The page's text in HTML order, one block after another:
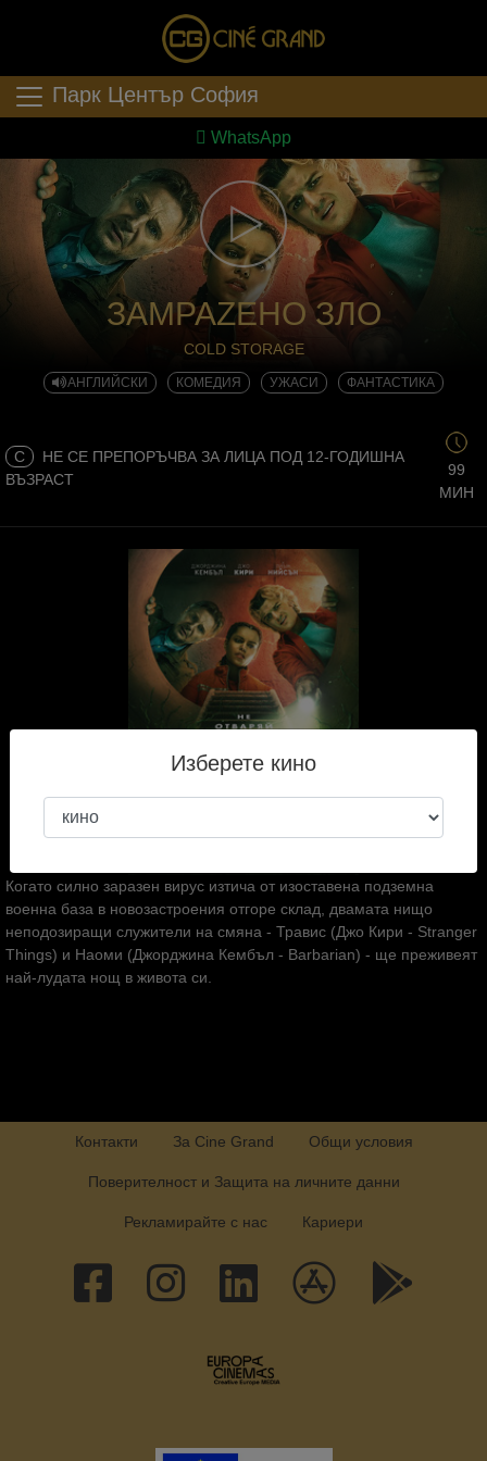
Парк Център София
WhatsApp
ЗАМРАZЕНО ЗЛО
COLD STORAGE
АНГЛИЙСКИ КОМЕДИЯ УЖАСИ ФАНТАСТИКА
C
НЕ СЕ ПРЕПОРЪЧВА ЗА ЛИЦА ПОД 12-ГОДИШНА
ВЪЗРАСТ
99
МИН
Когато силно заразен вирус изтича от изоставена подземна
военна база в новозастроения отгоре склад, двамата нищо
неподозиращи служители на смяна - Травис (Джо Кири - Stranger
Things) и Наоми (Джорджина Кембъл - Barbarian) - ще преживеят
най-лудата нощ в живота си.
Контакти За Cine Grand Общи условия
Поверителност и Защита на личните данни
Рекламирайте с нас Кариери
Изберете кино